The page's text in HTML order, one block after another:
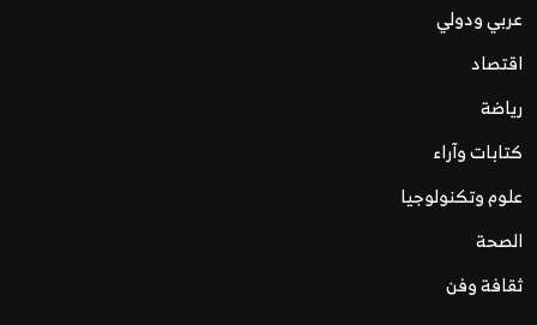
عربي ودولي
اقتصاد
رياضة
كتابات وآراء
علوم وتكنولوجيا
الصحة
ثقافة وفن